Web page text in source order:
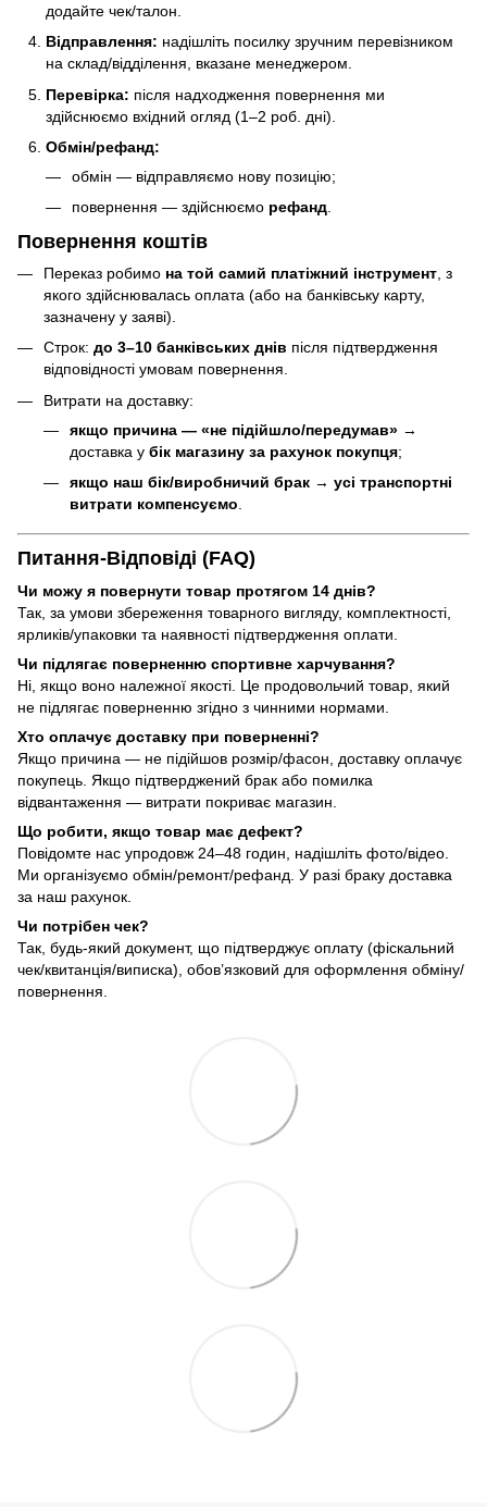
додайте чек/талон.
Відправлення: надішліть посилку зручним перевізником
на склад/відділення, вказане менеджером.
Перевірка: після надходження повернення ми
здійснюємо вхідний огляд (1–2 роб. дні).
Обмін/рефанд:
обмін — відправляємо нову позицію;
повернення — здійснюємо рефанд.
Повернення коштів
Переказ робимо на той самий платіжний інструмент , з
якого здійснювалась оплата (або на банківську карту,
зазначену у заяві).
Строк: до 3–10 банківських днів після підтвердження
відповідності умовам повернення.
Витрати на доставку:
якщо причина — «не підійшло/передумав» →
доставка у бік магазину за рахунок покупця;
якщо наш бік/виробничий брак → усі транспортні
витрати компенсуємо.
Питання-Відповіді (FAQ)
Чи можу я повернути товар протягом 14 днів?
Так, за умови збереження товарного вигляду, комплектності,
ярликів/упаковки та наявності підтвердження оплати.
Чи підлягає поверненню спортивне харчування?
Ні, якщо воно належної якості. Це продовольчий товар, який
не підлягає поверненню згідно з чинними нормами.
Хто оплачує доставку при поверненні?
Якщо причина — не підійшов розмір/фасон, доставку оплачує
покупець. Якщо підтверджений брак або помилка
відвантаження — витрати покриває магазин.
Що робити, якщо товар має дефект?
Повідомте нас упродовж 24–48 годин, надішліть фото/відео.
Ми організуємо обмін/ремонт/рефанд. У разі браку доставка
за наш рахунок.
Чи потрібен чек?
Так, будь-який документ, що підтверджує оплату (фіскальний
чек/квитанція/виписка), обов’язковий для оформлення обміну/
повернення.